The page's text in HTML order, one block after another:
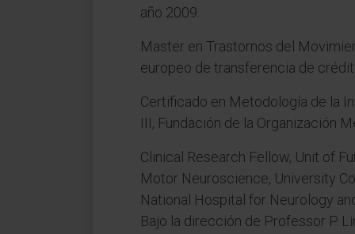
año 2009.
Master en Trastornos del
europeo de transferencia de
Certificado en Metodología de la
III, Fundación de la Organización
Clinical Research Fellow, Unit of
Motor Neuroscience, University
National Hospital for Neurology
Bajo la dirección de Professor P.